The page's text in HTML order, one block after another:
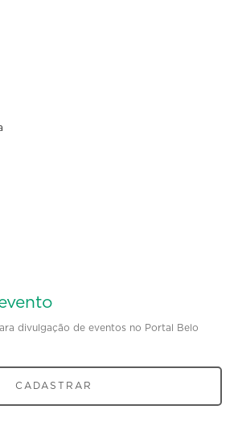
divulgação de eventos no Portal Belo
CADASTRAR